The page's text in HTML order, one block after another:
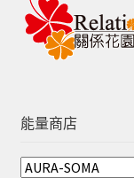
能量商店